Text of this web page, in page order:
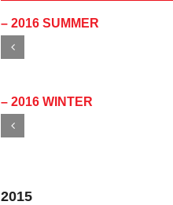
– 2016 SUMMER
– 2016 WINTER
2015